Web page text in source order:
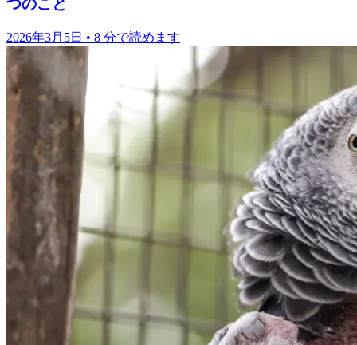
2026年3月5日 • 8 分で読めます